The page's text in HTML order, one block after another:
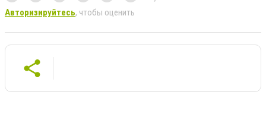
Авторизируйтесь, чтобы оценить